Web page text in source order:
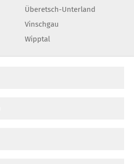
Überetsch-Unterland
Vinschgau
Wipptal